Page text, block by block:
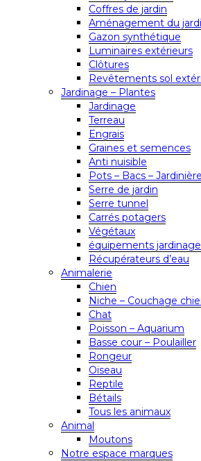
Coffres de jardin
Aménagement du
Gazon synthétique
Luminaires extérieurs
Clôtures
Revêtements sol
Jardinage – Plantes
Jardinage
Terreau
Engrais
Graines et semences
Anti nuisible
Pots – Bacs –
Serre de jardin
Serre tunnel
Carrés potagers
Végétaux
équipements jardinage
Récupérateurs d’eau
Animalerie
Chien
Niche – Couchage
Chat
Poisson – Aquarium
Basse cour – Poulailler
Rongeur
Oiseau
Reptile
Bétails
Tous les animaux
Animal
Moutons
Notre espace marques